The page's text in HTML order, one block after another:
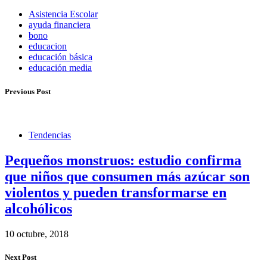
Asistencia Escolar
ayuda financiera
bono
educacion
educación básica
educación media
Previous Post
Tendencias
Pequeños monstruos: estudio confirma
que niños que consumen más azúcar son
violentos y pueden transformarse en
alcohólicos
10 octubre, 2018
Next Post